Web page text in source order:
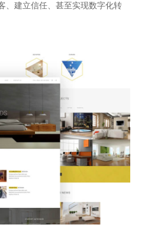
、建立信任、甚至实现数字化转